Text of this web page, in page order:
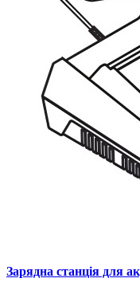
Зарядна станція для